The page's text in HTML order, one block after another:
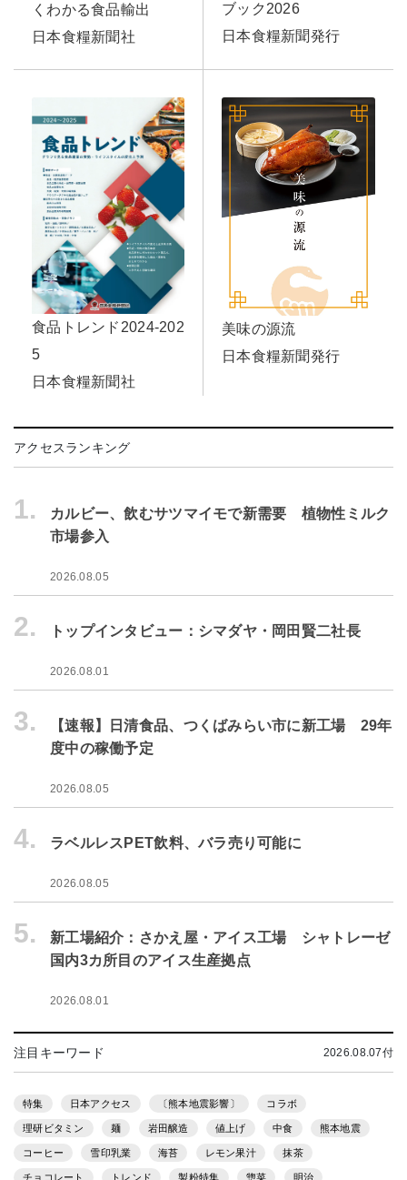
くわかる食品輸出
日本食糧新聞社
ブック2026
日本食糧新聞発行
食品トレンド2024-202
5
日本食糧新聞社
美味の源流
日本食糧新聞発行
アクセスランキング
1.
カルビー、飲むサツマイモで新需要 植物性ミルク
市場参入
2026.08.05
2. トップインタビュー：シマダヤ・岡田賢二社長
2026.08.01
3.
【速報】日清食品、つくばみらい市に新工場 29年
度中の稼働予定
2026.08.05
4. ラベルレスPET飲料、バラ売り可能に
2026.08.05
5.
新工場紹介：さかえ屋・アイス工場 シャトレーゼ
国内3カ所目のアイス生産拠点
2026.08.01
注目キーワード 2026.08.07付
特集 日本アクセス 〔熊本地震影響〕 コラボ
理研ビタミン 麺 岩田醸造 値上げ 中食 熊本地震
コーヒー 雪印乳業 海苔 レモン果汁 抹茶
チョコレート トレンド 製粉特集 惣菜 明治